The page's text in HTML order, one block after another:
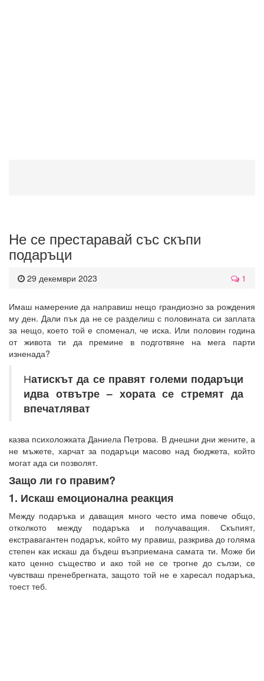
Не се престаравай със скъпи
подаръци
29 декември 2023 1
Имаш намерение да направиш нещо грандиозно за рождения
му ден. Дали пък да не се разделиш с половината си заплата
за нещо, което той е споменал, че иска. Или половин година
от живота ти да премине в подготвяне на мега парти
изненада?
Натискът да се правят големи подаръци
идва отвътре – хората се стремят да
впечатляват
казва психоложката Даниела Петрова. В днешни дни жените, а
не мъжете, харчат за подаръци масово над бюджета, който
могат ада си позволят.
Защо ли го правим?
1. Искаш емоционална реакция
Между подаръка и даващия много често има повече общо,
отколкото между подаръка и получаващия. Скъпият,
екстравагантен подарък, който му правиш, разкрива до голяма
степен как искаш да бъдеш възприемана самата ти. Може би
като ценно същество и ако той не се трогне до сълзи, се
чувстваш пренебрегната, защото той не е харесал подаръка,
тоест теб.